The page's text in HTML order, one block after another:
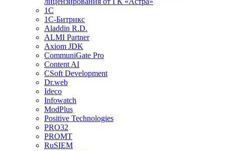
1С
1С-Битрикc
Aladdin R.D.
ALMI Partner
Axiom JDK
CommuniGate Pro
Content AI
CSoft Development
Dr.web
Ideco
Infowatch
ModPlus
Positive Technologies
PRO32
PROMT
RuSIEM